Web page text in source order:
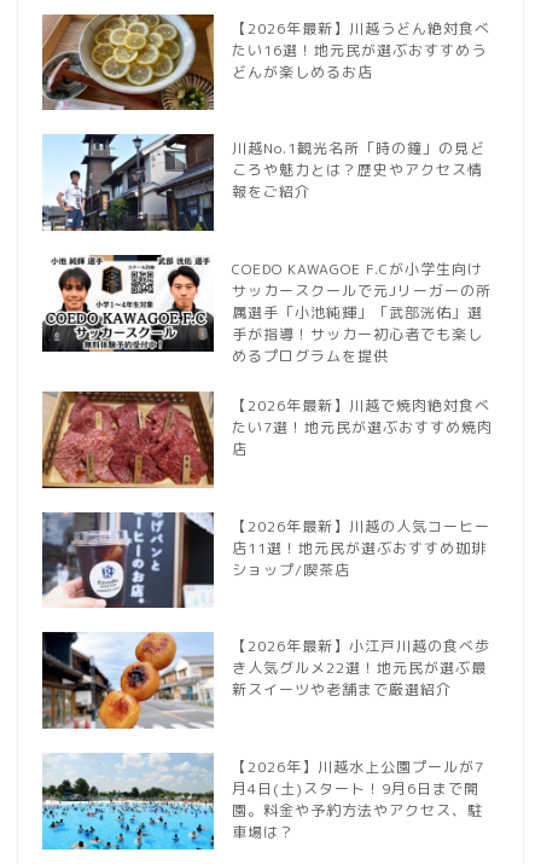
【2026年最新】川越うどん絶対食べ
たい16選！地元民が選ぶおすすめう
どんが楽しめるお店
川越No.1観光名所「時の鐘」の見ど
ころや魅力とは？歴史やアクセス情
報をご紹介
COEDO KAWAGOE F.Cが小学生向け
サッカースクールで元Jリーガーの所
属選手「小池純輝」「武部洸佑」選
手が指導！サッカー初心者でも楽し
めるプログラムを提供
【2026年最新】川越で焼肉絶対食べ
たい7選！地元民が選ぶおすすめ焼肉
店
【2026年最新】川越の人気コーヒー
店11選！地元民が選ぶおすすめ珈琲
ショップ/喫茶店
【2026年最新】小江戸川越の食べ歩
き人気グルメ22選！地元民が選ぶ最
新スイーツや老舗まで厳選紹介
【2026年】川越水上公園プールが7
月4日(土)スタート！9月6日まで開
園。料金や予約方法やアクセス、駐
車場は？